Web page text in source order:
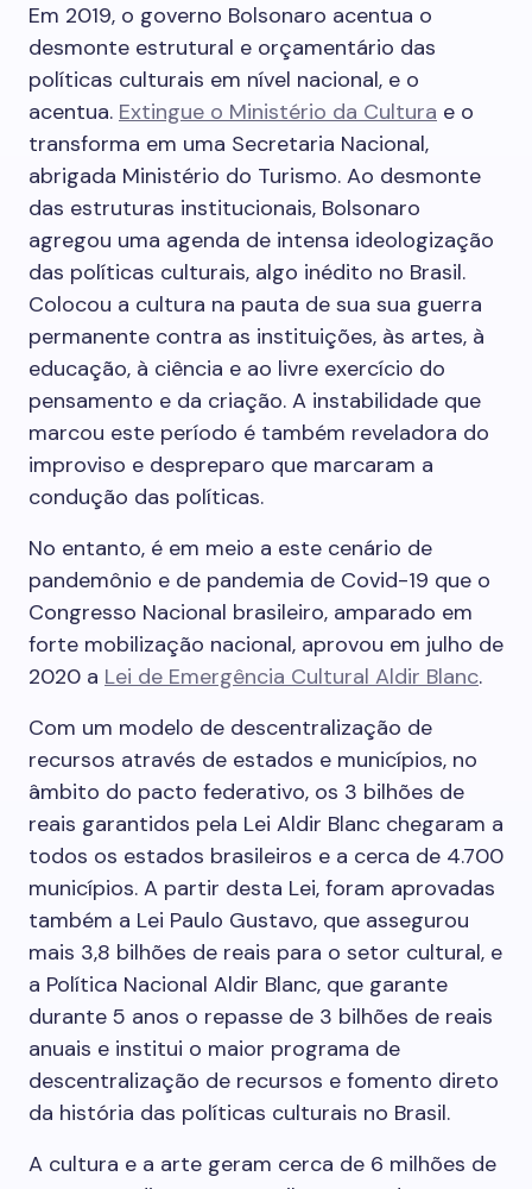
Em 2019, o governo Bolsonaro acentua o
desmonte estrutural e orçamentário das
políticas culturais em nível nacional, e o
acentua. Extingue o Ministério da Cultura e o
transforma em uma Secretaria Nacional,
abrigada Ministério do Turismo. Ao desmonte
das estruturas institucionais, Bolsonaro
agregou uma agenda de intensa ideologização
das políticas culturais, algo inédito no Brasil.
Colocou a cultura na pauta de sua sua guerra
permanente contra as instituições, às artes, à
educação, à ciência e ao livre exercício do
pensamento e da criação. A instabilidade que
marcou este período é também reveladora do
improviso e despreparo que marcaram a
condução das políticas.
No entanto, é em meio a este cenário de
pandemônio e de pandemia de Covid-19 que o
Congresso Nacional brasileiro, amparado em
forte mobilização nacional, aprovou em julho de
2020 a Lei de Emergência Cultural Aldir Blanc.
Com um modelo de descentralização de
recursos através de estados e municípios, no
âmbito do pacto federativo, os 3 bilhões de
reais garantidos pela Lei Aldir Blanc chegaram a
todos os estados brasileiros e a cerca de 4.700
municípios. A partir desta Lei, foram aprovadas
também a Lei Paulo Gustavo, que assegurou
mais 3,8 bilhões de reais para o setor cultural, e
a Política Nacional Aldir Blanc, que garante
durante 5 anos o repasse de 3 bilhões de reais
anuais e institui o maior programa de
descentralização de recursos e fomento direto
da história das políticas culturais no Brasil.
A cultura e a arte geram cerca de 6 milhões de